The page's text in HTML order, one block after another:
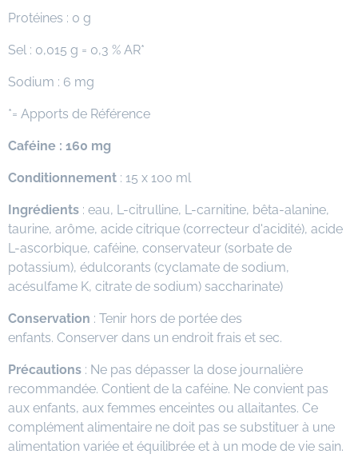
Protéines : 0 g
Sel : 0,015 g = 0,3 % AR*
Sodium : 6 mg
*= Apports de Référence
Caféine : 160 mg
Conditionnement : 15 x 100 ml
Ingrédients : eau, L-citrulline, L-carnitine, bêta-alanine,
taurine, arôme, acide citrique (correcteur d'acidité), acide
L-ascorbique, caféine, conservateur (sorbate de
potassium), édulcorants (cyclamate de sodium,
acésulfame K, citrate de sodium) saccharinate)
Conservation : Tenir hors de portée des
enfants. Conserver dans un endroit frais et sec.
Précautions : Ne pas dépasser la dose journalière
recommandée. Contient de la caféine. Ne convient pas
aux enfants, aux femmes enceintes ou allaitantes. Ce
complément alimentaire ne doit pas se substituer à une
alimentation variée et équilibrée et à un mode de vie sain.